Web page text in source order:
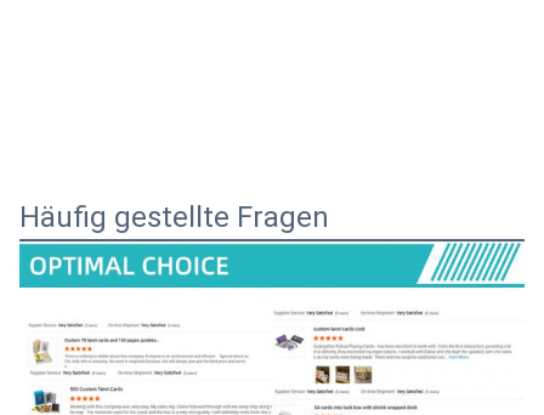
Häufig gestellte Fragen